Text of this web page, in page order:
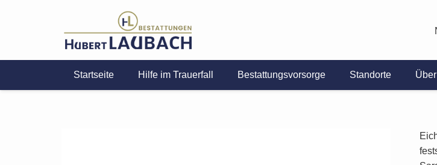
Startseite Hilfe im Trauerfall Bestattungsvorsorge Standorte